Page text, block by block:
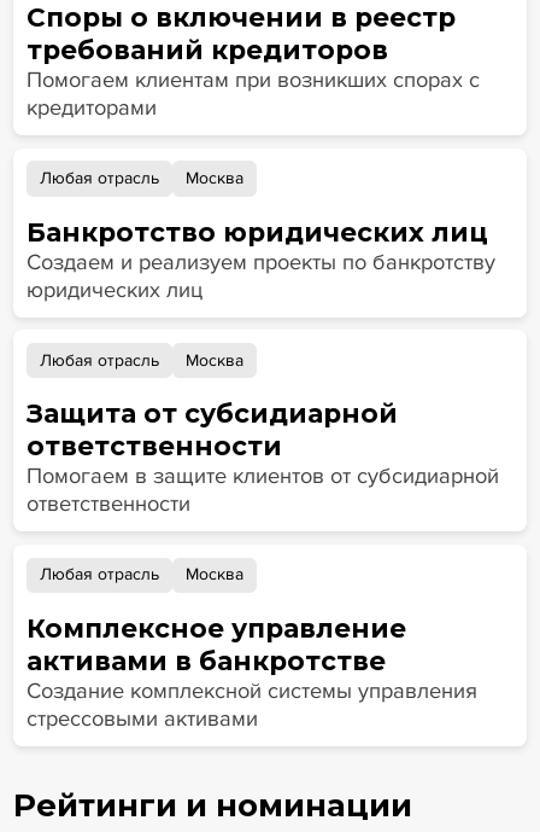
Споры о включении в реестр
требований кредиторов
Помогаем клиентам при возникших спорах с
кредиторами
Любая отрасль Москва
Банкротство юридических лиц
Создаем и реализуем проекты по банкротству
юридических лиц
Любая отрасль Москва
Защита от субсидиарной
ответственности
Помогаем в защите клиентов от субсидиарной
ответственности
Любая отрасль Москва
Комплексное управление
активами в банкротстве
Создание комплексной системы управления
стрессовыми активами
Рейтинги и номинации